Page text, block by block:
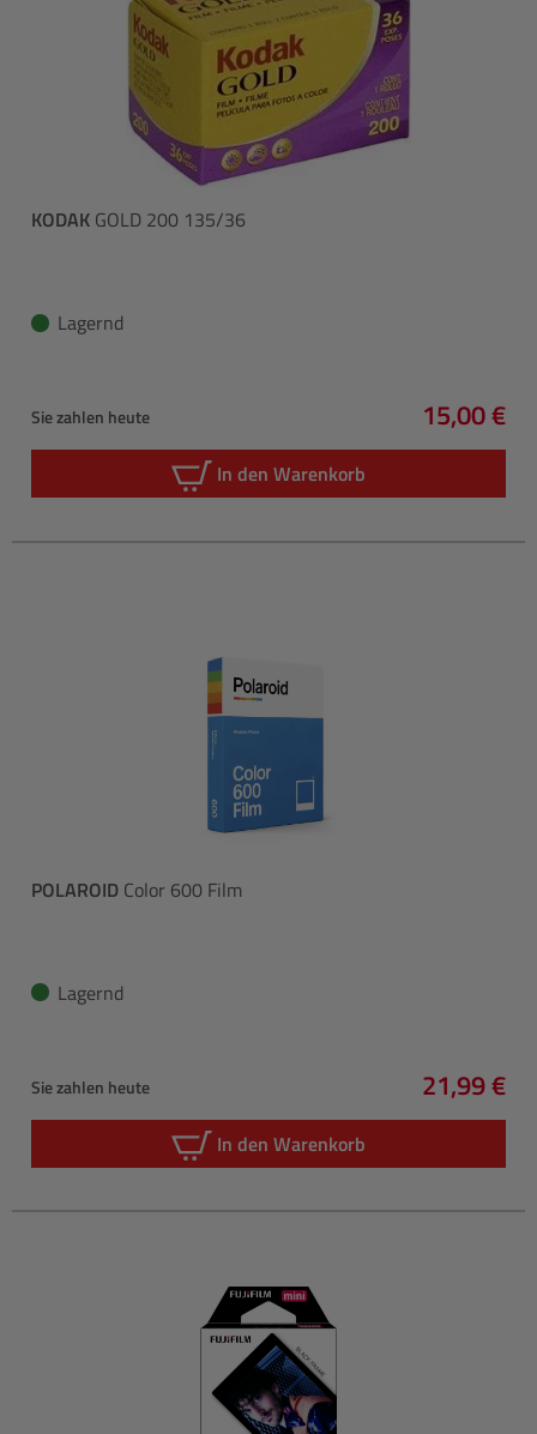
KODAK GOLD 200 135/36
Lagernd
Sie zahlen heute 15,00 €
In den Warenkorb
POLAROID Color 600 Film
Lagernd
Sie zahlen heute 21,99 €
In den Warenkorb